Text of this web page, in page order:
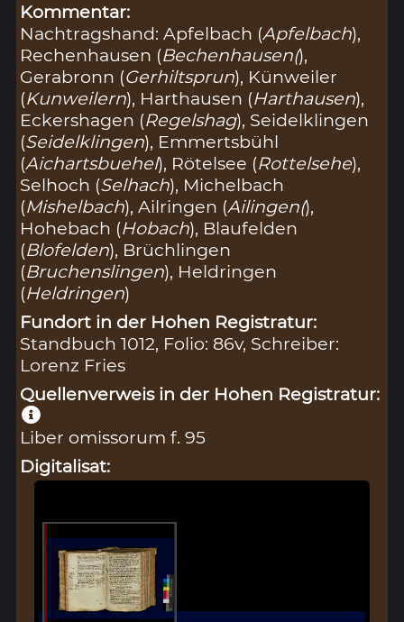
Kommentar:
Nachtragshand: Apfelbach (Apfelbach),
Rechenhausen (Bechenhausen(),
Gerabronn (Gerhiltsprun), Künweiler
(Kunweilern), Harthausen (Harthausen),
Eckershagen (Regelshag), Seidelklingen
(Seidelklingen), Emmertsbühl
(Aichartsbuehel), Rötelsee (Rottelsehe),
Selhoch (Selhach), Michelbach
(Mishelbach), Ailringen (Ailingen(),
Hohebach (Hobach), Blaufelden
(Blofelden), Brüchlingen
(Bruchenslingen), Heldringen
(Heldringen)
Fundort in der Hohen Registratur:
Standbuch 1012, Folio: 86v, Schreiber:
Lorenz Fries
Quellenverweis in der Hohen Registratur:
Liber omissorum f. 95
Digitalisat: